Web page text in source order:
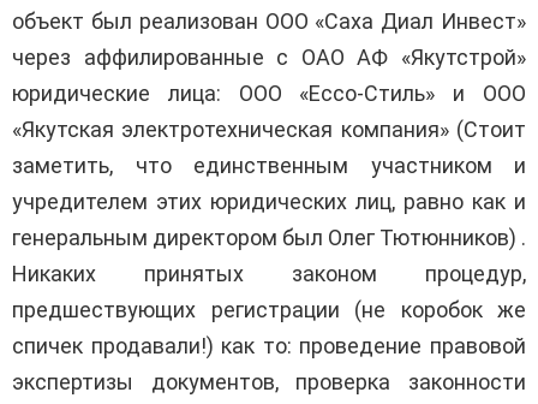
объект был реализован ООО «Саха Диал Инвест»
через аффилированные с ОАО АФ «Якутстрой»
юридические лица: ООО «Ессо-Стиль» и ООО
«Якутская электротехническая компания» (Стоит
заметить, что единственным участником и
учредителем этих юридических лиц, равно как и
генеральным директором был Олег Тютюнников) .
Никаких принятых законом процедур,
предшествующих регистрации (не коробок же
спичек продавали!) как то: проведение правовой
экспертизы документов, проверка законности